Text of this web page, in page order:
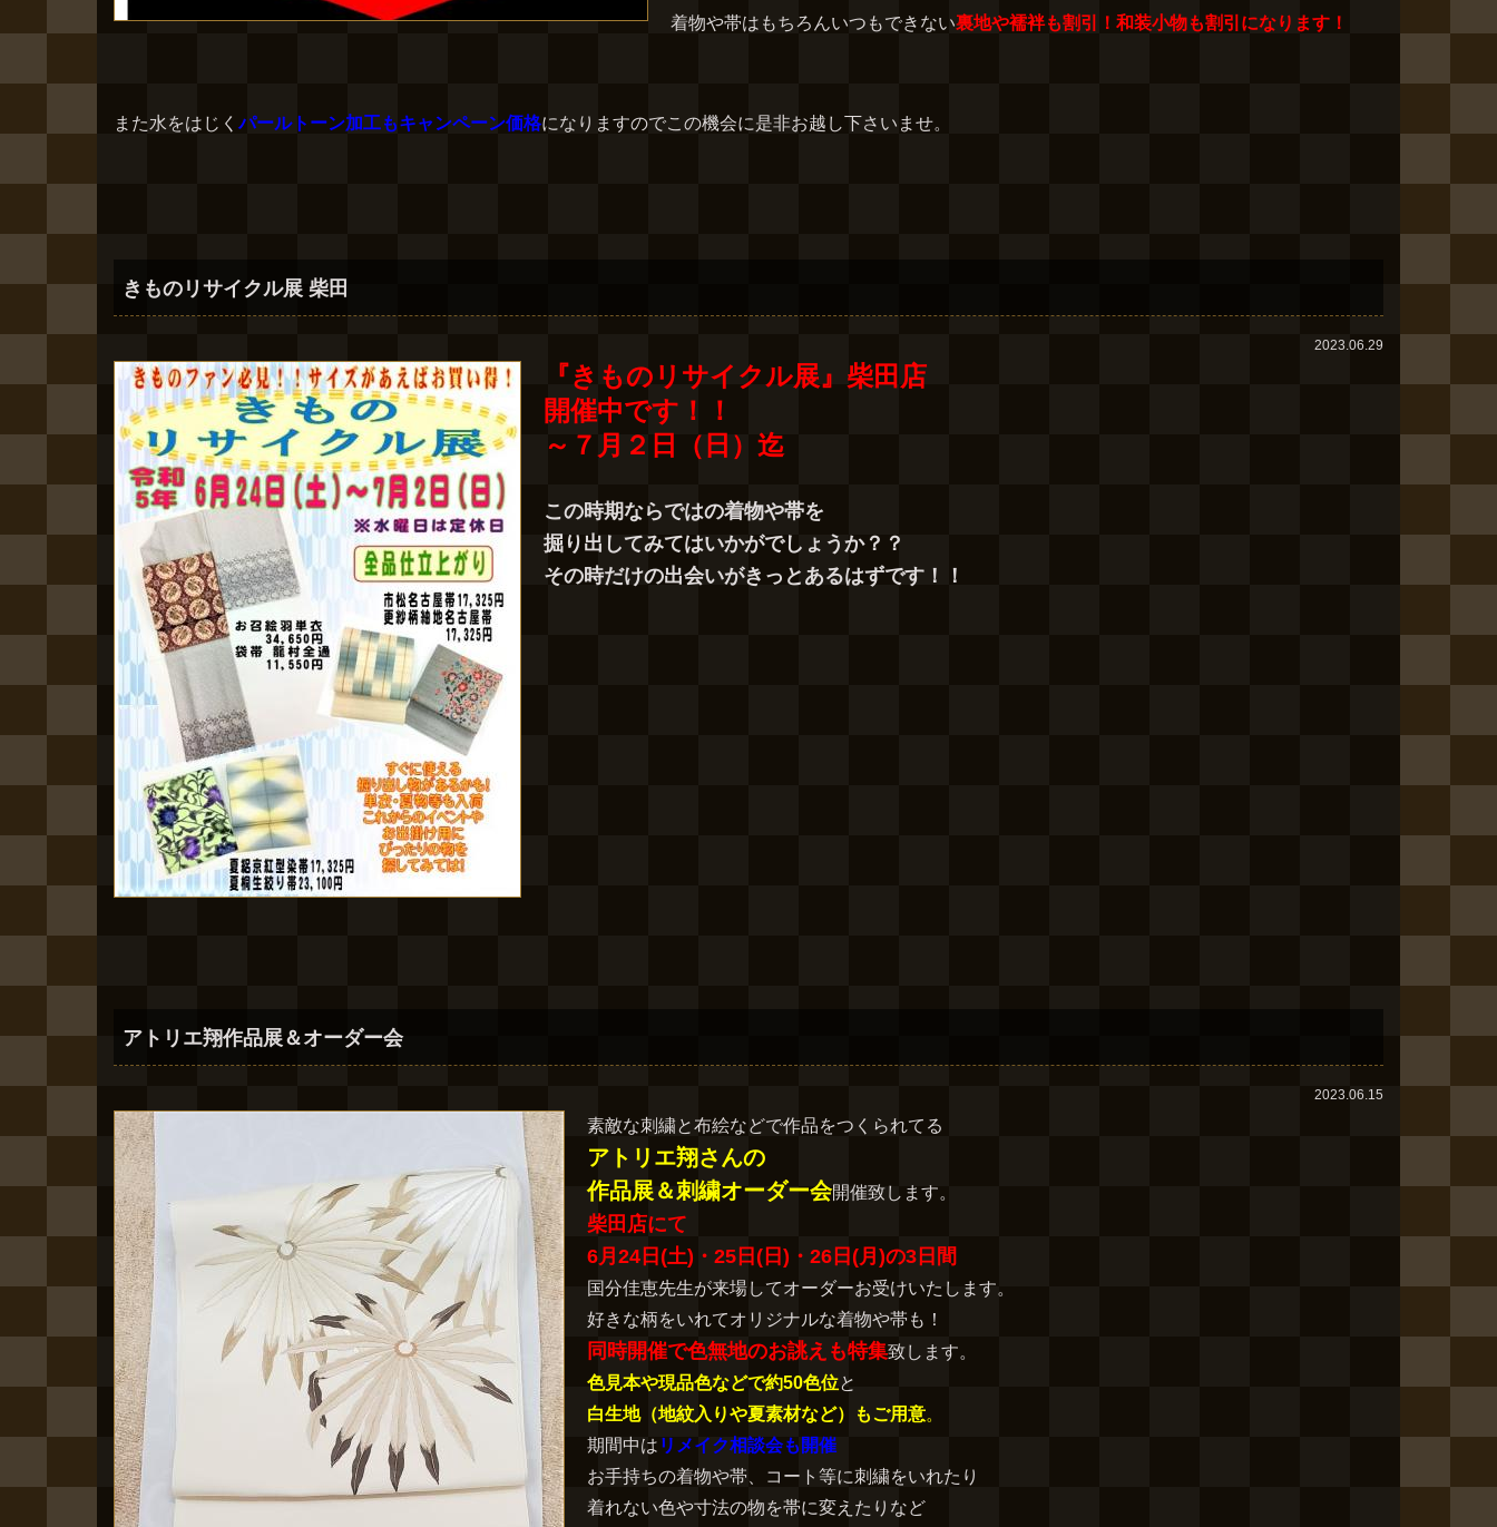
着物や帯はもちろんいつもできない裏地や襦袢も割引！和装小物も割引になります！
また水をはじくパールトーン加工もキャンペーン価格になりますのでこの機会に是非お越し下さいませ。
きものリサイクル展 柴田
2023.06.29
『きものリサイクル展』柴田店
開催中です！！
～７月２日（日）迄
この時期ならではの着物や帯を
掘り出してみてはいかがでしょうか？？
その時だけの出会いがきっとあるはずです！！
アトリエ翔作品展＆オーダー会
2023.06.15
素敵な刺繍と布絵などで作品をつくられてる
アトリエ翔さんの
作品展＆刺繍オーダー会開催致します。
柴田店にて
6月24日(土)・25日(日)・26日(月)の3日間
国分佳恵先生が来場してオーダーお受けいたします。
好きな柄をいれてオリジナルな着物や帯も！
同時開催で色無地のお誂えも特集致します。
色見本や現品色などで約50色位と
白生地（地紋入りや夏素材など）もご用意。
期間中は リメイク相談会も開催
お手持ちの着物や帯、コート等に刺繍をいれたり
着れない色や寸法の物を帯に変えたりなど